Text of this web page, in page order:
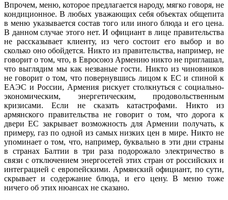
Впрочем, меню, которое предлагается народу, мягко говоря, не
кондиционное. В любых уважающих себя объектах общепита
в меню указывается состав того или иного блюда и его цена.
В данном случае этого нет. И официант в лице правительства
не рассказывает клиенту, из чего состоит его выбор и во
сколько оно обойдется. Никто из правительства, например, не
говорит о том, что, в Евросоюз Армению никто не приглашал,
что выглядим мы как незваные гости. Никто из чиновников
не говорит о том, что повернувшись лицом к ЕС и спиной к
ЕАЭС и России, Армения рискует столкнуться с социально-
экономическим, энергетическим, продовольственным
кризисами. Если не сказать катастрофами. Никто из
армянского правительства не говорит о том, что дорога к
двери ЕС закрывает возможность для Армении получать, к
примеру, газ по одной из самых низких цен в мире. Никто не
упоминает о том, что, например, буквально в эти дни страны
в странах Балтии в три раза подорожало электричество в
связи с отключением энергосетей этих стран от российских и
интеграцией с европейскими. Армянский официант, по сути,
скрывает и содержание блюда, и его цену. В меню тоже
ничего об этих нюансах не сказано.